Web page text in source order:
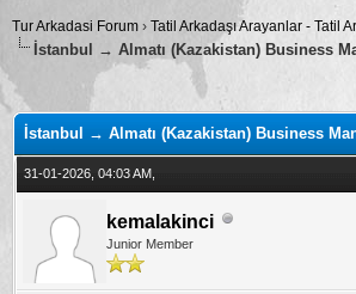
Tur Arkadasi Forum › Tatil Arkadaşı Arayanlar - Tatil
İstanbul → Almatı (Kazakistan) Business
0
İstanbul → Almatı (Kazakistan) Business
31-01-2026, 04:03 AM,
kemalakinci
Junior Member